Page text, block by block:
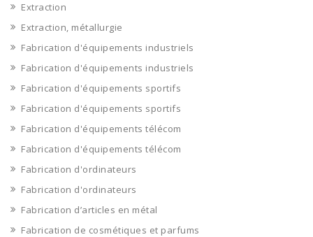
Extraction
Extraction, métallurgie
Fabrication d'équipements industriels
Fabrication d'équipements industriels
Fabrication d'équipements sportifs
Fabrication d'équipements sportifs
Fabrication d'équipements télécom
Fabrication d'équipements télécom
Fabrication d'ordinateurs
Fabrication d'ordinateurs
Fabrication d’articles en métal
Fabrication de cosmétiques et parfums